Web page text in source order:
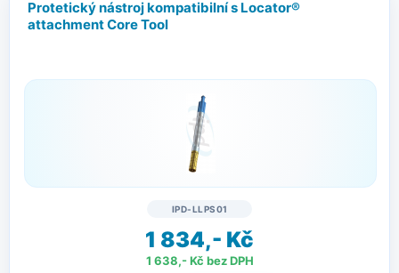
Protetický nástroj kompatibilní s Locator®
attachment Core Tool
IPD-LLPS01
1 834,- Kč
1 638,- Kč bez DPH